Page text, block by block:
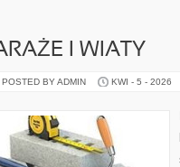
I WIATY
POSTED BY ADMIN KWI - 5 - 2026